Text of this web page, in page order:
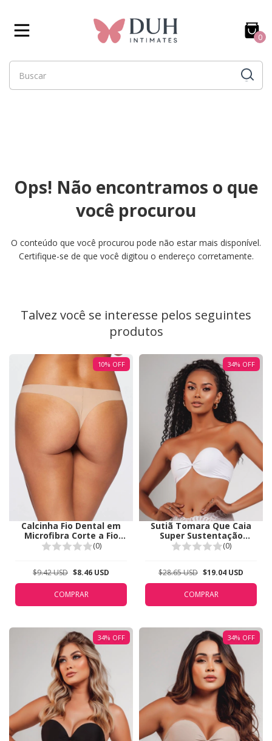
0
Ops! Não encontramos o que
você procurou
O conteúdo que você procurou pode não estar mais disponível.
Certifique-se de que você digitou o endereço corretamente.
Talvez você se interesse pelos seguintes
produtos
10% OFF
Calcinha Fio Dental em
Microfibra Corte a Fio
Valisere Bronze 44213
(0)
$9.42 USD $8.46 USD
COMPRAR
34% OFF
Sutiã Tomara Que Caia
Super Sustentação
Branco 5311(0)
$28.65 USD $19.04 USD
COMPRAR
34% OFF 34% OFF